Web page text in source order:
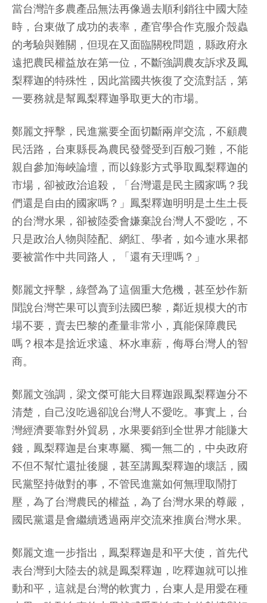
當台灣許多農產品無法再像過去順利銷往中國大陸
時，台東做了成功的表率，產官學合作克服介殼蟲
的考驗與難關，但現在又面臨關稅問題，縣政府永
遠把農民權益放在第一位，不斷強調農友訴求及鳳
梨釋迦的特殊性，因此當國共恢復了交流對話，第
一要務就是幫鳳梨釋迦爭取更大的市場。
鄭麗文抨擊，民進黨要全面切斷兩岸交流，不顧農
民活路，台東縣長為農民發聲受到百般刁難，不能
親自參加海峽論壇，而以錄影方式爭取鳳梨釋迦的
市場，卻被政治追殺，「台灣還是民主國家嗎？我
們還是自由的國家嗎？」鳳梨釋迦明明是土生土長
的台灣水果，卻被陸委會嫌棄說台灣人不愛吃，不
只是政治人物與陸配、網紅、學者，如今連水果都
要被當作中共同路人，「還有天理嗎？」
鄭麗文抨擊，綠營為了這個重大危機，甚至炒作新
聞說台灣芒果可以賣到法國巴黎，鄰近規模大的市
場不要，賣去巴黎的產量非常小，真能保障農民
嗎？根本是捨近求遠、杯水車薪，侮辱台灣人的智
商。
鄭麗文強調，梁文傑可能大目釋迦跟鳳梨釋迦分不
清楚，自己沒吃過卻說台灣人不愛吃。事實上，台
灣經濟要靠對外貿易，水果要銷到全世界才能賺大
錢，鳳梨釋迦是台東專屬、獨一無二的，中央政府
不但不幫忙還扯後腿，甚至講鳳梨釋迦的壞話，國
民黨堅持做對的事，不管民進黨如何無理取鬧打
壓，為了台灣農民的權益，為了台灣水果的尊嚴，
國民黨還是會繼續透過兩岸交流來推廣台灣水果。
鄭麗文進一步指出，鳳梨釋迦是和平大使，首先代
表台灣到大陸去的就是鳳梨釋迦，吃釋迦就可以推
動和平，這就是台灣的軟實力，台東人是用愛在種